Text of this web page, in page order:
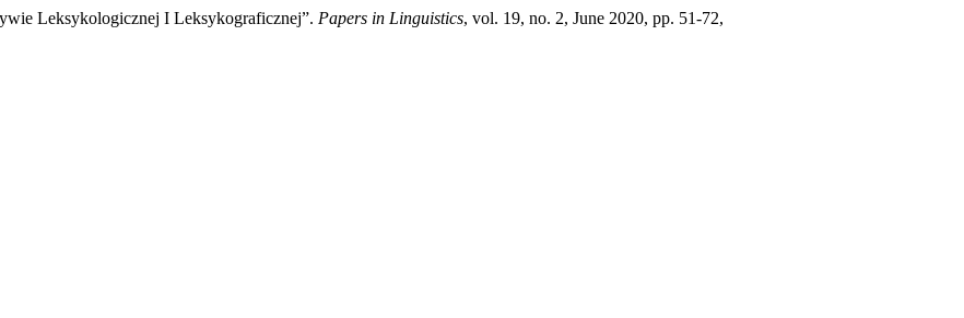
Leksykologicznej I Leksykograficznej”. Papers in Linguistics, vol. 19, no. 2, June 2020, pp. 51-72,